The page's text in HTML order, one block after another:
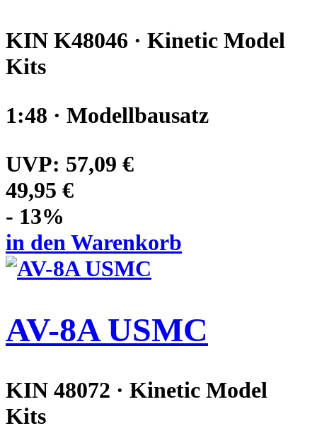
KIN K48046 · Kinetic Model
Kits
1:48 · Modellbausatz
UVP: 57,09 €
49,95 €
- 13%
in den Warenkorb
AV-8A USMC
KIN 48072 · Kinetic Model
Kits